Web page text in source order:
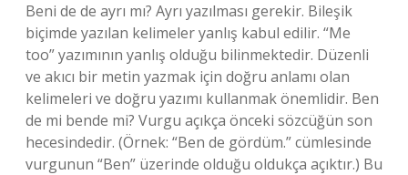
Beni de de ayrı mı? Ayrı yazılması gerekir. Bileşik
biçimde yazılan kelimeler yanlış kabul edilir. “Me
too” yazımının yanlış olduğu bilinmektedir. Düzenli
ve akıcı bir metin yazmak için doğru anlamı olan
kelimeleri ve doğru yazımı kullanmak önemlidir. Ben
de mi bende mi? Vurgu açıkça önceki sözcüğün son
hecesindedir. (Örnek: “Ben de gördüm.” cümlesinde
vurgunun “Ben” üzerinde olduğu oldukça açıktır.) Bu